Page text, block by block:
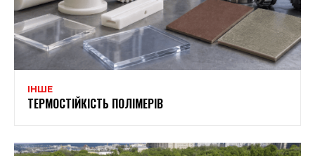
ІНШЕ
ТЕРМОСТІЙКІСТЬ ПОЛІМЕРІВ